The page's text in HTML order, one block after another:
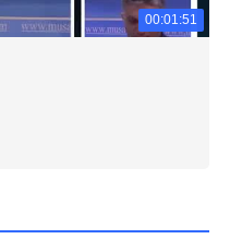
00:01:51